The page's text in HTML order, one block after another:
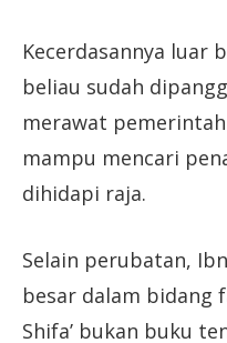
Kecerdasannya luar
beliau sudah
merawat
mampu mencari
dihidapi raja.
Selain perubatan,
besar dalam bidang
Shifa’ bukan buku